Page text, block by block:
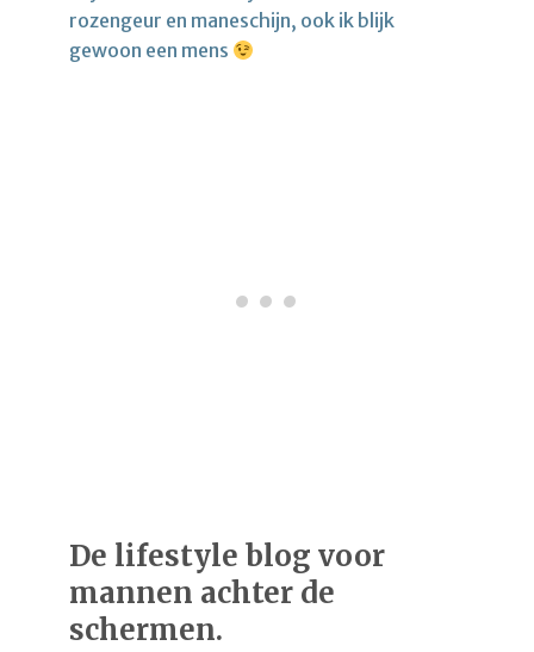
rozengeur en maneschijn, ook ik blijk
gewoon een mens
De lifestyle blog voor
mannen achter de
schermen.